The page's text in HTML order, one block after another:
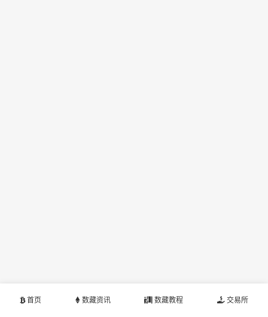
首页 数藏资讯 数藏教程 交易所